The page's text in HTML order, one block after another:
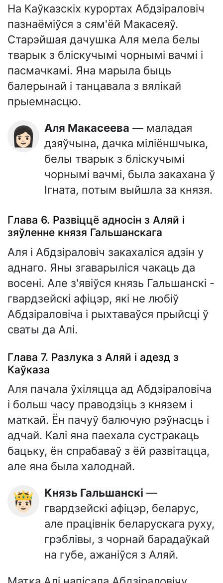
На Каўказскіх курортах Абдзіраловіч
пазнаёміўся з сям'ёй Макасеяў.
Старэйшая дачушка Аля мела белы
тварык з бліскучымі чорнымі вачмі і
пасмачкамі. Яна марыла быць
балерынай і танцавала з вялікай
прыемнасцю.
👩🏻 Аля Макасеева — маладая
дзяўчына, дачка міліёншчыка,
белы тварык з бліскучымі
чорнымі вачмі, была закахана ў
Ігната, потым выйшла за князя.
Глава 6. Развіццё адносін з Аляй і
зяўленне князя Гальшанскага
Аля і Абдзіраловіч закахаліся адзін у
аднаго. Яны згаварыліся чакаць да
восені. Але з'явіўся князь Гальшанскі -
гвардзейскі афіцэр, які не любіў
Абдзіраловіча і рыхтаваўся прыйсці ў
сваты да Алі.
Глава 7. Разлука з Аляй і адезд з
Каўказа
Аля пачала ўхіляцца ад Абдзіраловіча
і больш часу праводзіць з князем і
маткай. Ён пачуў балючую рэўнасць і
адчай. Калі яна паехала сустракаць
бацьку, ён спрабаваў з ёй развітацца,
але яна была халоднай.
🤴🏻 Князь Гальшанскі —
гвардзейскі афіцэр, беларус,
але працівнік беларускага руху,
грэблівы, з чорнай барадаўкай
на губе, ажаніўся з Аляй.